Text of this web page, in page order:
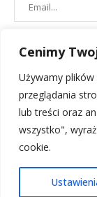
Cenimy
Używamy
przeglądania
lub treści oraz
wszystko",
cookie.
POLITYKA